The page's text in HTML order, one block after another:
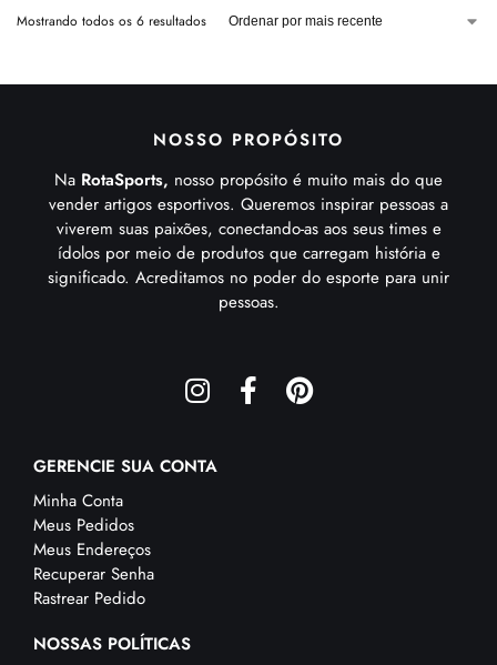
Mostrando todos os 6 resultados
NOSSO PROPÓSITO
Na RotaSports, nosso propósito é muito mais do que
vender artigos esportivos. Queremos inspirar pessoas a
viverem suas paixões, conectando-as aos seus times e
ídolos por meio de produtos que carregam história e
significado. Acreditamos no poder do esporte para unir
pessoas.
GERENCIE SUA CONTA
Minha Conta
Meus Pedidos
Meus Endereços
Recuperar Senha
Rastrear Pedido
NOSSAS POLÍTICAS